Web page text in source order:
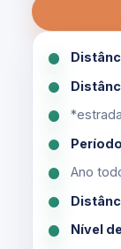
Ano
Nível